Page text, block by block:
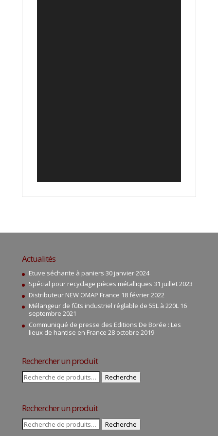
Actualités
Etuve séchante à paniers 30 janvier 2024
Spécial pour recyclage pièces métalliques 31 juillet 2023
Distributeur NEW OMAP France 18 février 2022
Mélangeur de fûts industriel réglable de 55L à 220L 16
septembre 2021
Communiqué de presse des Editions De Borée : Les
lieux de hantise en France 28 octobre 2019
Rechercher un produit
Recherche
pour :
Recherche
Rechercher un produit
Recherche
pour :
Recherche